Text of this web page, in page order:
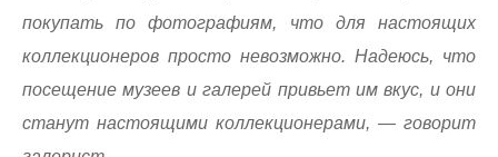
покупать по фотографиям, что для настоящих
коллекционеров просто невозможно. Надеюсь, что
посещение музеев и галерей привьет им вкус, и они
станут настоящими коллекционерами, — говорит